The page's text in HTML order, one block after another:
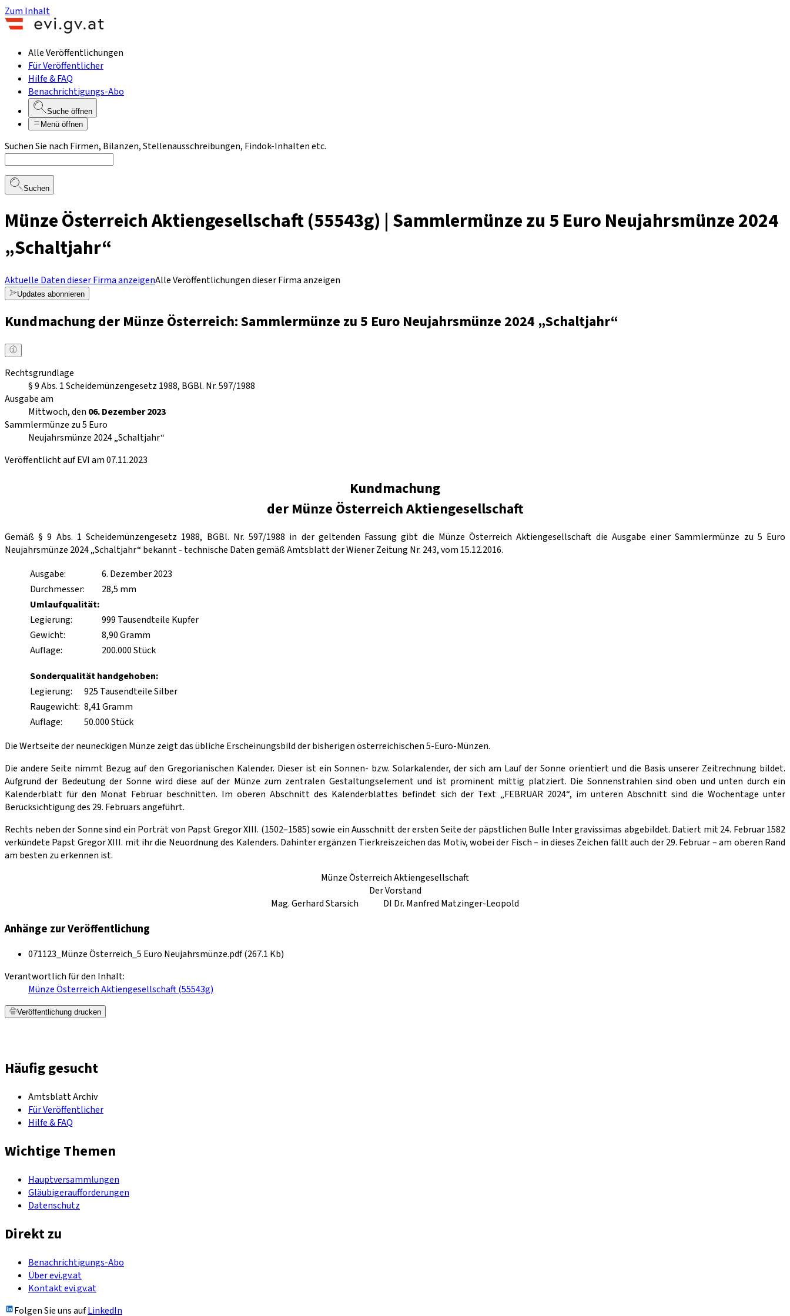
Zum Inhalt
Alle Veröffentlichungen
Für Veröffentlicher
Hilfe & FAQ
Benachrichtigungs-Abo
Suche öffnen
Menü öffnen
Suchen Sie nach Firmen, Bilanzen, Stellenausschreibungen, Findok-Inhalten etc.
Suchen
Münze Österreich Aktiengesellschaft (55543g) | Sammlermünze zu 5 Euro Neujahrsmünze 2024
„Schaltjahr“
Aktuelle Daten dieser Firma anzeigenAlle Veröffentlichungen dieser Firma anzeigen
Updates abonnieren
Kundmachung der Münze Österreich: Sammlermünze zu 5 Euro Neujahrsmünze 2024 „Schaltjahr“
Rechtsgrundlage
§ 9 Abs. 1 Scheidemünzengesetz 1988, BGBl. Nr. 597/1988
Ausgabe am
Mittwoch, den 06. Dezember 2023
Sammlermünze zu 5 Euro
Neujahrsmünze 2024 „Schaltjahr“
Veröffentlicht auf EVI am 07.11.2023
Kundmachung
der Münze Österreich Aktiengesellschaft
Gemäß § 9 Abs. 1 Scheidemünzengesetz 1988, BGBl. Nr. 597/1988 in der geltenden Fassung gibt die Münze Österreich Aktiengesellschaft die Ausgabe einer Sammlermünze zu 5 Euro
Neujahrsmünze 2024 „Schaltjahr“ bekannt - technische Daten gemäß Amtsblatt der Wiener Zeitung Nr. 243, vom 15.12.2016.
Ausgabe:
6. Dezember 2023
Durchmesser:
28,5 mm
Umlaufqualität:
Legierung:
999 Tausendteile Kupfer
Gewicht:
8,90 Gramm
Auflage:
200.000 Stück
Sonderqualität handgehoben:
Legierung:
925 Tausendteile Silber
Raugewicht: 8,41 Gramm
Auflage:
50.000 Stück
Die Wertseite der neuneckigen Münze zeigt das übliche Erscheinungsbild der bisherigen österreichischen 5-Euro-Münzen.
Die andere Seite nimmt Bezug auf den Gregorianischen Kalender. Dieser ist ein Sonnen- bzw. Solarkalender, der sich am Lauf der Sonne orientiert und die Basis unserer Zeitrechnung bildet.
Aufgrund der Bedeutung der Sonne wird diese auf der Münze zum zentralen Gestaltungselement und ist prominent mittig platziert. Die Sonnenstrahlen sind oben und unten durch ein
Kalenderblatt für den Monat Februar beschnitten. Im oberen Abschnitt des Kalenderblattes befindet sich der Text „FEBRUAR 2024“, im unteren Abschnitt sind die Wochentage unter
Berücksichtigung des 29. Februars angeführt.
Rechts neben der Sonne sind ein Porträt von Papst Gregor XIII. (1502–1585) sowie ein Ausschnitt der ersten Seite der päpstlichen Bulle Inter gravissimas abgebildet. Datiert mit 24. Februar 1582
verkündete Papst Gregor XIII. mit ihr die Neuordnung des Kalenders. Dahinter ergänzen Tierkreiszeichen das Motiv, wobei der Fisch – in dieses Zeichen fällt auch der 29. Februar – am oberen Rand
am besten zu erkennen ist.
Münze Österreich Aktiengesellschaft
Der Vorstand
Mag. Gerhard Starsich DI Dr. Manfred Matzinger-Leopold
Anhänge zur Veröffentlichung
071123_Münze Österreich_5 Euro Neujahrsmünze.pdf (267.1 Kb)
Verantwortlich für den Inhalt:
Münze Österreich Aktiengesellschaft (55543g)
Veröffentlichung drucken
Häufig gesucht
Amtsblatt Archiv
Für Veröffentlicher
Hilfe & FAQ
Wichtige Themen
Hauptversammlungen
Gläubigeraufforderungen
Datenschutz
Direkt zu
Benachrichtigungs-Abo
Über evi.gv.at
Kontakt evi.gv.at
Folgen Sie uns aufLinkedIn